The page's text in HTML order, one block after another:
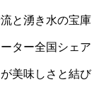
と湧き水の宝庫
ター全国シェア
美味しさと結び